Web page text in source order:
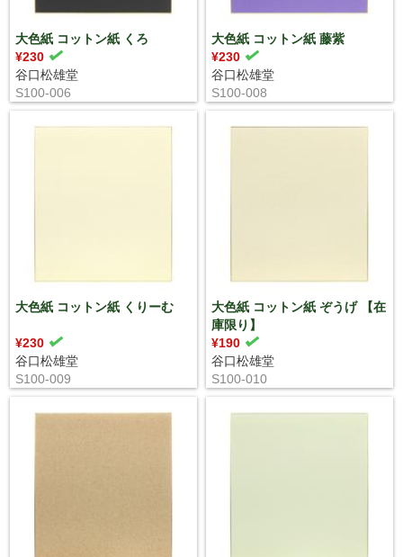
大色紙 コットン紙 くろ
¥230
谷口松雄堂
S100-006
大色紙 コットン紙 藤紫
¥230
谷口松雄堂
S100-008
大色紙 コットン紙 くりーむ
¥230
谷口松雄堂
S100-009
大色紙 コットン紙 ぞうげ 【在
庫限り】
¥190
谷口松雄堂
S100-010